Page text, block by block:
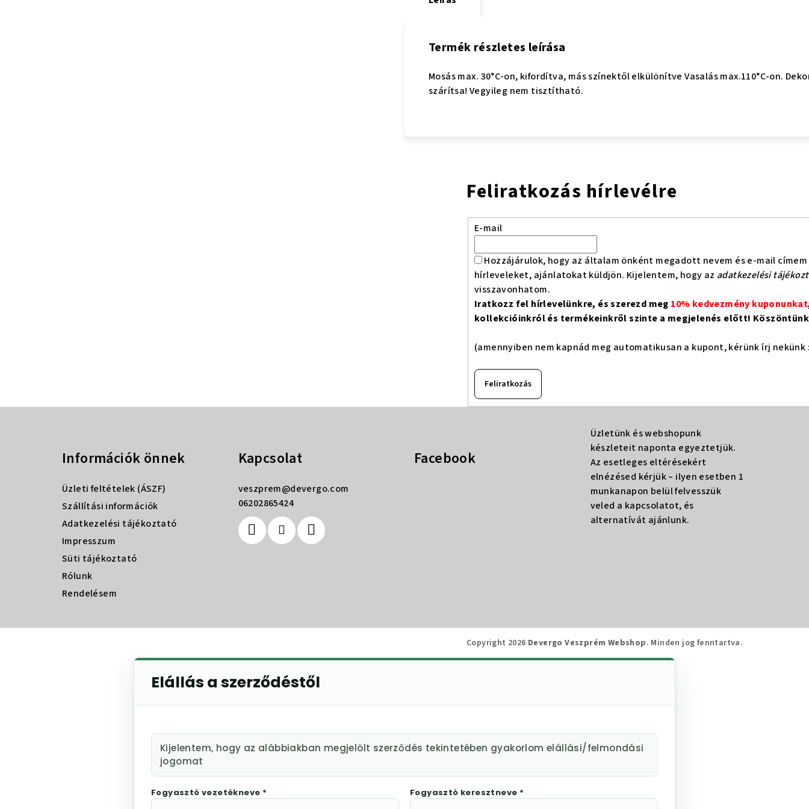
Termék részletes leírása
Mosás max. 30°C-on, kifordítva, más színektől elkülönítve Vasalás max.110°C-on.
szárítsa! Vegyileg nem tisztítható.
Feliratkozás hírlevélre
E-mail
Hozzájárulok, hogy az általam önként megadott nevem és e-mail
hírleveleket, ajánlatokat küldjön. Kijelentem, hogy az adatkezelési
visszavonhatom.
Iratkozz fel hírlevelünkre, és szerezd meg 10% kedvezmény kuponunkat
kollekcióinkról és termékeinkről szinte a megjelenés előtt!
(amennyiben nem kapnád meg automatikusan a kupont, kérünk írj nekünk
Feliratkozás
Információk önnek
Üzleti feltételek (ÁSZF)
Szállítási információk
Adatkezelési tájékoztató
Impresszum
Süti tájékoztató
Rólunk
Rendelésem
Kapcsolat
veszprem@devergo.com
06202865424
Facebook
Üzletünk és webshopunk
készleteit naponta egyeztetjük.
Az esetleges eltérésekért
elnézésed kérjük – ilyen esetben 1
munkanapon belül felvesszük
veled a kapcsolatot, és
alternatívát ajánlunk.
Copyright 2026 Devergo Veszprém Webshop. Minden jog fenntartva.
Elállás a szerződéstől
Kijelentem, hogy az alábbiakban megjelölt szerződés tekintetében gyakorlom elállási/felmondási
jogomat
Fogyasztó vezetékneve * Fogyasztó keresztneve *